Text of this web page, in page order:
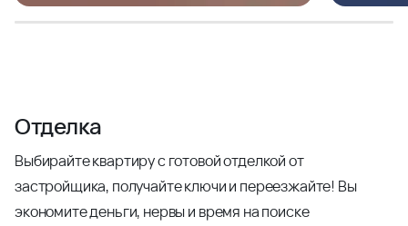
Отделка
Выбирайте квартиру с готовой отделкой от
застройщика, получайте ключи и переезжайте! Вы
экономите деньги, нервы и время на поиске